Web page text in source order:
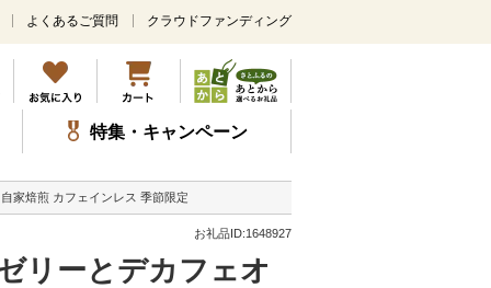
メ
ン
コ
ン
テ
ツ
に
ッ
よくあるご質問 クラウドファンディング
特集・キャンペーン
家焙煎 カフェインレス 季節限定
お礼品ID:1648927
リーとデカフェオ